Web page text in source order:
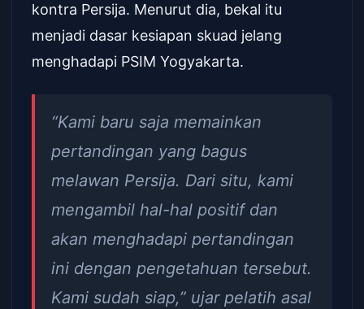
kontra Persija. Menurut dia, bekal itu
menjadi dasar kesiapan skuad jelang
menghadapi PSIM Yogyakarta.
“Kami baru saja memainkan
pertandingan yang bagus
melawan Persija. Dari situ, kami
mengambil hal-hal positif dan
akan menghadapi pertandingan
ini dengan pengetahuan tersebut.
Kami sudah siap,” ujar pelatih asal